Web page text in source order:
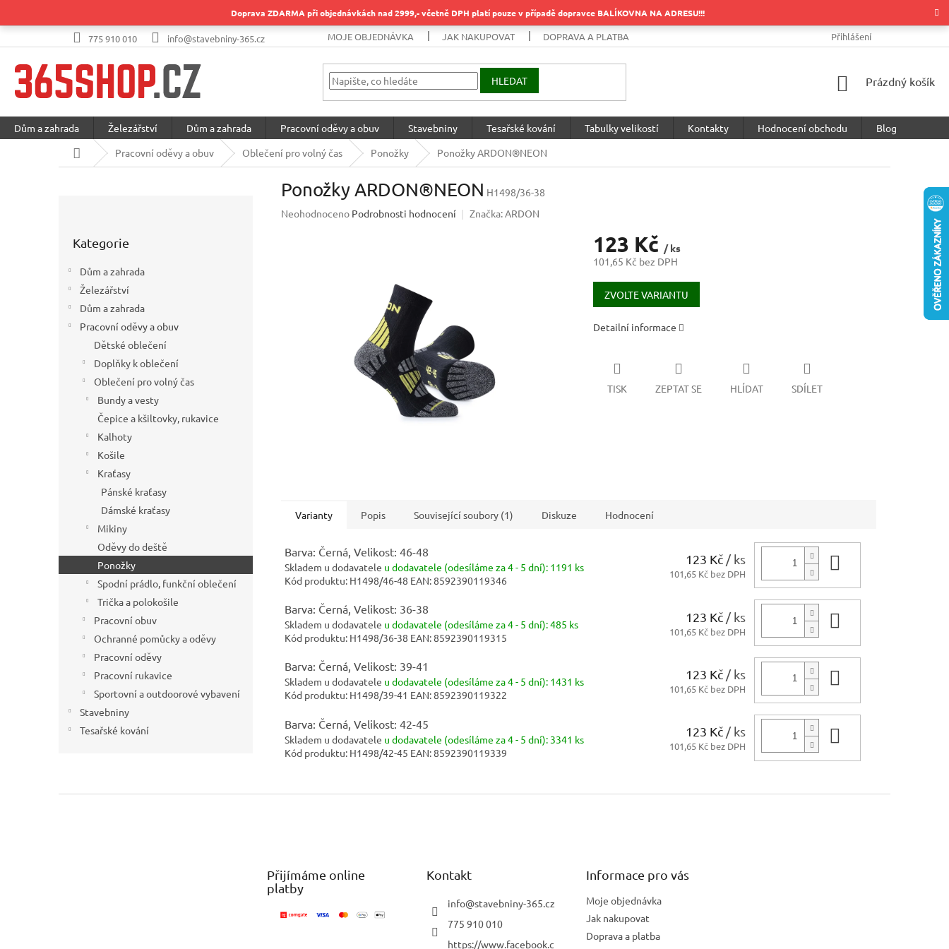
Doprava ZDARMA při objednávkách nad 2999,- včetně DPH platí pouze v případě dopravce BALÍKOVNA NA ADRESU!!!
775 910 010 info@stavebniny-365.cz MOJE OBJEDNÁVKA JAK NAKUPOVAT DOPRAVA A PLATBA PODMÍNKY OCHRANY OSOBNÍCH
Přihlášení
HLEDAT
NÁKUPNÍ
Prázdný košík
Dům a zahrada Železářství Dům a zahrada Pracovní oděvy a obuv Stavebniny Tesařské kování Tabulky velikostí Kontakty Hodnocení obchodu
Blog
Domů
Pracovní oděvy a obuv Oblečení pro volný čas Ponožky Ponožky ARDON®NEON
kategorie
Kategorie
Dům a zahrada
Železářství
Dům a zahrada
Pracovní oděvy a obuv
Dětské oblečení
Doplňky k oblečení
Oblečení pro volný čas
Bundy a vesty
Čepice a kšiltovky, rukavice
Kalhoty
Košile
Kraťasy
Pánské kraťasy
Dámské kraťasy
Mikiny
Oděvy do deště
Ponožky
Spodní prádlo, funkční oblečení
Trička a polokošile
Pracovní obuv
Ochranné pomůcky a oděvy
Pracovní oděvy
Pracovní rukavice
Sportovní a outdoorové vybavení
Stavebniny
Tesařské kování
Ponožky ARDON®NEON H1498/36-38
Průměrné
Neohodnoceno Podrobnosti hodnocení Značka:ARDON
123 Kč / ks
101,65 Kč bez DPH
Měrná
cena:
ZVOLTE VARIANTU
Detailní informace
TISK ZEPTAT SE HLÍDAT SDÍLET
Varianty Popis Související soubory (1) Diskuze Hodnocení
Barva: Černá, Velikost: 46-48
Skladem u dodavatele u dodavatele (odesíláme za 4 - 5 dní): 1191 ks
Kód produktu: H1498/46-48 EAN:8592390119346
123 Kč / ks
101,65 Kč bez DPH
Barva: Černá, Velikost: 36-38
Skladem u dodavatele u dodavatele (odesíláme za 4 - 5 dní):485 ks
Kód produktu: H1498/36-38 EAN:8592390119315
123 Kč / ks
101,65 Kč bez DPH
Barva: Černá, Velikost: 39-41
Skladem u dodavatele u dodavatele (odesíláme za 4 - 5 dní): 1431 ks
Kód produktu: H1498/39-41 EAN:8592390119322
123 Kč / ks
101,65 Kč bez DPH
Barva: Černá, Velikost: 42-45
Skladem u dodavatele u dodavatele (odesíláme za 4 - 5 dní): 3341 ks
Kód produktu: H1498/42-45 EAN:8592390119339
123 Kč / ks
101,65 Kč bez DPH
Přijímáme online
platby
Kontakt
info@stavebniny-365.cz
775 910 010
https://www.facebook.c
Informace pro vás
Moje objednávka
Jak nakupovat
Doprava a platba